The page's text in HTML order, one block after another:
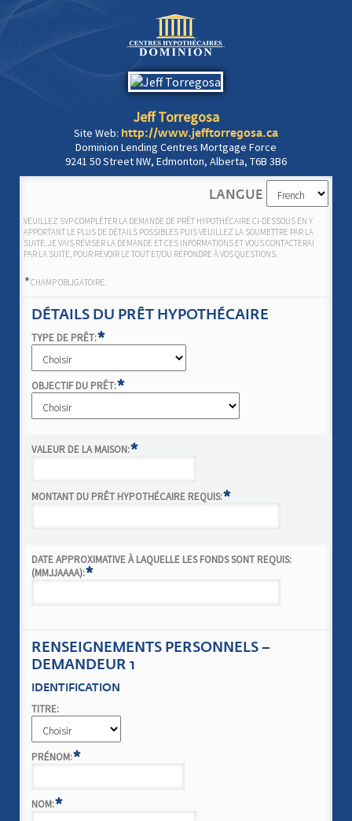
Jeff Torregosa
Site Web: http://www.jefftorregosa.ca
Dominion Lending Centres Mortgage Force
9241 50 Street NW, Edmonton, Alberta, T6B 3B6
LANGUE
VEUILLEZ SVP COMPLÉTER LA DEMANDE DE PRÊT HYPOTHÉCAIRE CI-DESSOUS EN Y
APPORTANT LE PLUS DE DÉTAILS POSSIBLES PUIS VEUILLEZ LA SOUMETTRE PAR LA
SUITE. JE VAIS RÉVISER LA DEMANDE ET CES INFORMATIONS ET VOUS CONTACTERAI
PAR LA SUITE, POUR REVOIR LE TOUT ET/OU RÉPONDRE À VOS QUESTIONS.
*CHAMP OBLIGATOIRE.
DÉTAILS DU PRÊT HYPOTHÉCAIRE
TYPE DE PRÊT:*
OBJECTIF DU PRÊT:*
VALEUR DE LA MAISON:*
MONTANT DU PRÊT HYPOTHÉCAIRE REQUIS:*
DATE APPROXIMATIVE À LAQUELLE LES FONDS SONT REQUIS:
(MMJJAAAA):*
RENSEIGNEMENTS PERSONNELS –
DEMANDEUR 1
IDENTIFICATION
TITRE:
PRÉNOM:*
NOM:*